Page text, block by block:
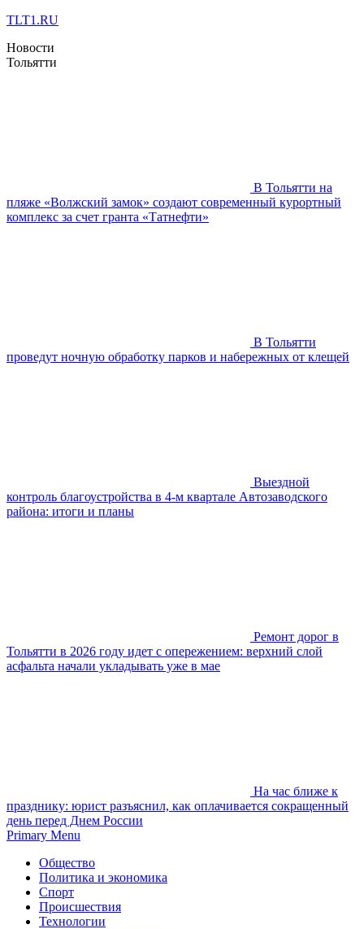
TLT1.RU
Новости
Тольятти
В Тольятти на
пляже «Волжский замок» создают современный курортный
комплекс за счет гранта «Татнефти»
В Тольятти
проведут ночную обработку парков и набережных от клещей
Выездной
контроль благоустройства в 4-м квартале Автозаводского
района: итоги и планы
Ремонт дорог в
Тольятти в 2026 году идет с опережением: верхний слой
асфальта начали укладывать уже в мае
На час ближе к
празднику: юрист разъяснил, как оплачивается сокращенный
день перед Днем России
Primary Menu
Общество
Политика и экономика
Спорт
Происшествия
Технологии